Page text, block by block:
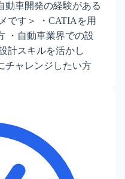
動車開発の経験がある
です＞ ・CATIAを用
・自動車業界での設
計スキルを活かし
チャレンジしたい方